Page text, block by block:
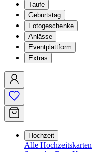
Taufe
Geburtstag
Fotogeschenke
Anlässe
Eventplattform
Extras
Hochzeit
Alle Hochzeitskarten